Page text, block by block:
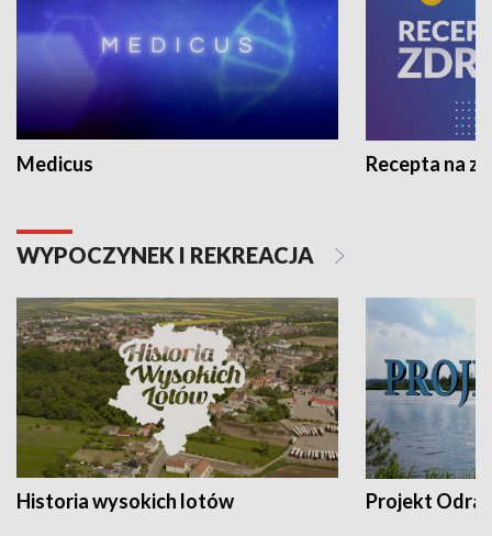
Medicus Recepta na
WYPOCZYNEK I REKREACJA
Historia wysokich lotów Projekt Odra